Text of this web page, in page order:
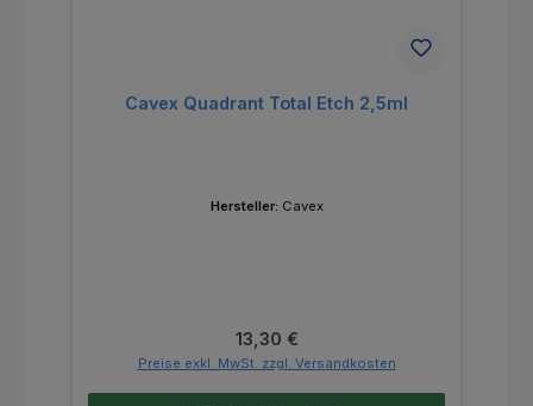
Cavex Quadrant Total Etch 2,5ml
Hersteller: Cavex
Regulärer Preis:
13,30 €
Preise exkl. MwSt. zzgl. Versandkosten